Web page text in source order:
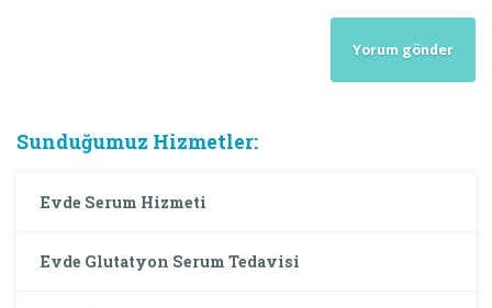
Sunduğumuz Hizmetler:
Evde Serum Hizmeti
Evde Glutatyon Serum Tedavisi